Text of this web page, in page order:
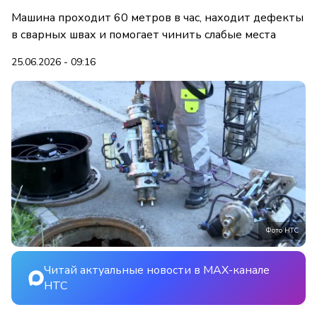
Машина проходит 60 метров в час, находит дефекты
в сварных швах и помогает чинить слабые места
25.06.2026 - 09:16
Фото НТС
Читай актуальные новости в MAX-канале
НТС